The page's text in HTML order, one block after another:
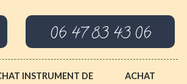
06 47 83 43 06
INSTRUMENT DE
ACHAT